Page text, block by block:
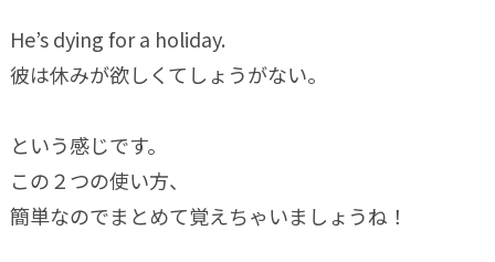
He’s dying for a holiday.
彼は休みが欲しくてしょうがない。
という感じです。
この２つの使い方、
簡単なのでまとめて覚えちゃいましょうね！